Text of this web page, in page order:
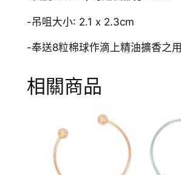
-吊咀大小: 2.1 x 2.3cm
-奉送8粒棉球作滴上精油擴香之用
相關商品